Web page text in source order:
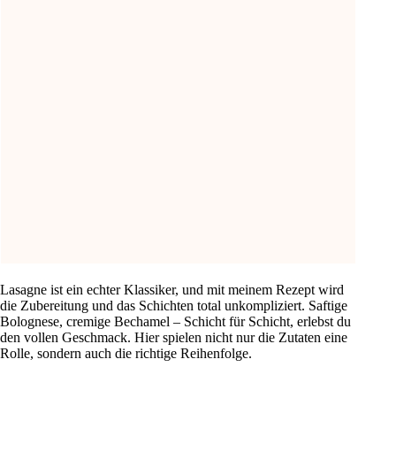
Lasagne ist ein echter Klassiker, und mit meinem Rezept wird
die Zubereitung und das Schichten total unkompliziert. Saftige
Bolognese, cremige Bechamel – Schicht für Schicht, erlebst du
den vollen Geschmack. Hier spielen nicht nur die Zutaten eine
Rolle, sondern auch die richtige Reihenfolge.